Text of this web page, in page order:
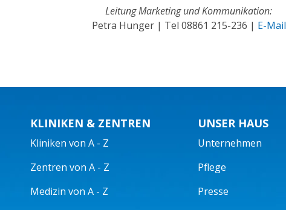
Leitung Marketing und Kommunikation:
Petra Hunger | Tel 08861 215-236 | E-Mail
KLINIKEN & ZENTREN
Kliniken von A - Z
Zentren von A - Z
Medizin von A - Z
UNSER HAUS
Unternehmen
Pflege
Presse